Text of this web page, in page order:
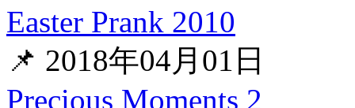
Easter Prank 2010
📌 2018年04月01日
Precious Moments 2